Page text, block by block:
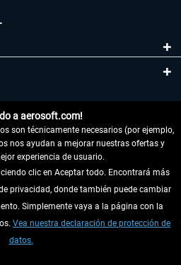
a aerosoft.com!
son técnicamente necesarios (por ejemplo,
nos ayudan a mejorar nuestras ofertas y
experiencia de usuario.
clic en Aceptar todo. Encontrará más
privacidad, donde también puede cambiar
Simplemente vaya a la página con la
Vea nuestra declaración de protección de
datos.